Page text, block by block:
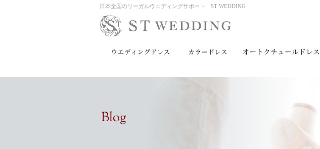
日本全国のリーガルウェディングサポート ST WEDDING